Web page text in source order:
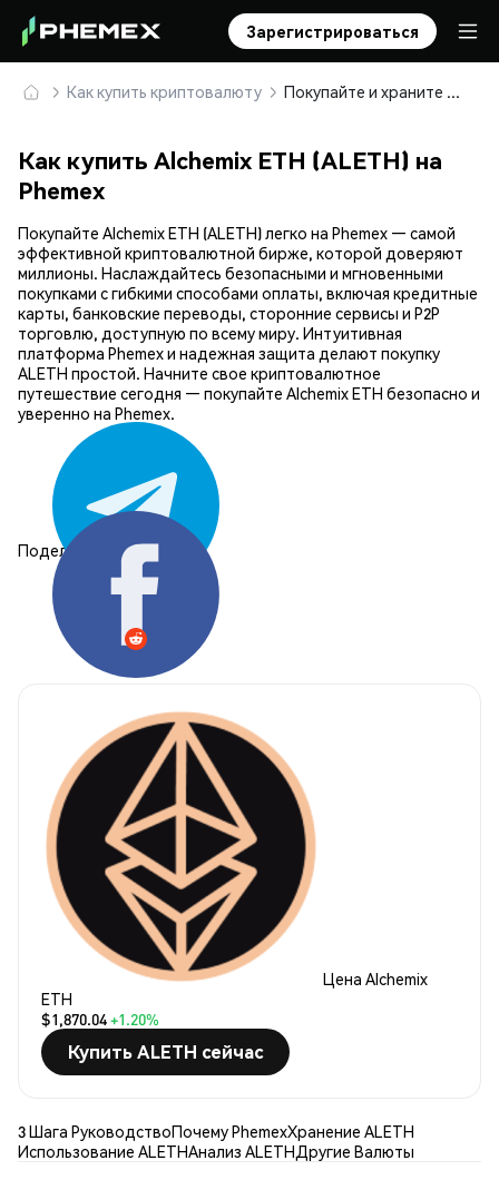
Зарегистрироваться
Как купить криптовалюту Покупайте и храните Alchemix ETH (ALETH) безопасно
Как купить Alchemix ETH (ALETH) на
Phemex
Покупайте Alchemix ETH (ALETH) легко на Phemex — самой
эффективной криптовалютной бирже, которой доверяют
миллионы. Наслаждайтесь безопасными и мгновенными
покупками с гибкими способами оплаты, включая кредитные
карты, банковские переводы, сторонние сервисы и P2P
торговлю, доступную по всему миру. Интуитивная
платформа Phemex и надежная защита делают покупку
ALETH простой. Начните свое криптовалютное
путешествие сегодня — покупайте Alchemix ETH безопасно и
уверенно на Phemex.
Поделиться:
Цена Alchemix
ETH
$1,870.04+1.20%
Купить ALETH сейчас
3 Шага РуководствоПочему PhemexХранение ALETH
Использование ALETHАнализ ALETHДругие Валюты